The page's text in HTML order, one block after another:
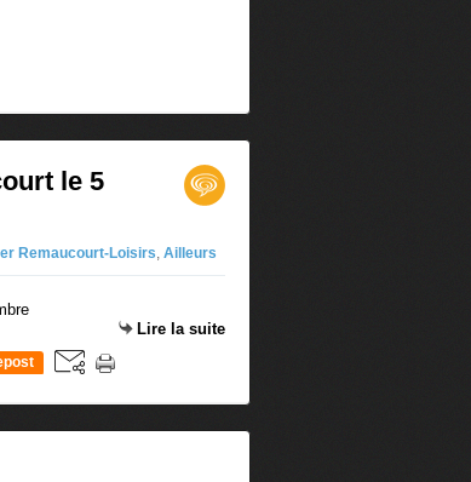
le 5
Remaucourt-Loisirs, Ailleurs
Lire la suite